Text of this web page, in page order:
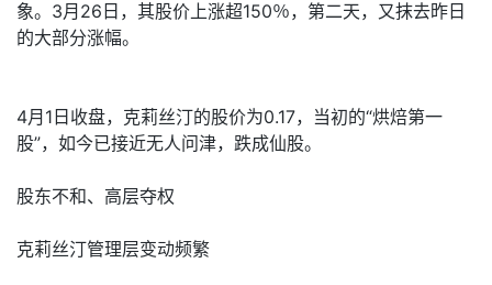
象。3月26日，其股价上涨超150％，第二天，又抹去昨日
的大部分涨幅。
4月1日收盘，克莉丝汀的股价为0.17，当初的“烘焙第一
股”，如今已接近无人问津，跌成仙股。
股东不和、高层夺权
克莉丝汀管理层变动频繁